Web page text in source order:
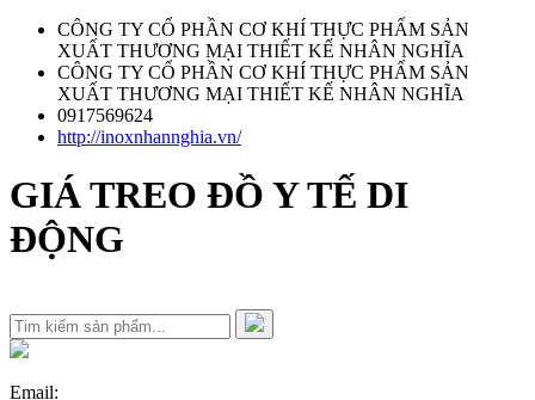
CÔNG TY CỔ PHẦN CƠ KHÍ THỰC PHẨM SẢN
XUẤT THƯƠNG MẠI THIẾT KẾ NHÂN NGHĨA
CÔNG TY CỔ PHẦN CƠ KHÍ THỰC PHẨM SẢN
XUẤT THƯƠNG MẠI THIẾT KẾ NHÂN NGHĨA
0917569624
http://inoxnhannghia.vn/
GIÁ TREO ĐỒ Y TẾ DI
ĐỘNG
Email: